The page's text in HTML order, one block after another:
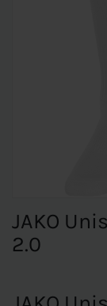
JAKO
2.0